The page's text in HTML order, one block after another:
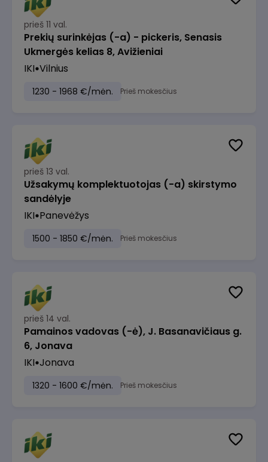
prieš 11 val.
Prekių surinkėjas (-a) - pickeris, Senasis
Ukmergės kelias 8, Avižieniai
IKI Vilnius
1230 - 1968 €/mėn. Prieš mokesčius
prieš 13 val.
Užsakymų komplektuotojas (-a) skirstymo
sandėlyje
IKI Panevėžys
1500 - 1850 €/mėn. Prieš mokesčius
prieš 14 val.
Pamainos vadovas (-ė), J. Basanavičiaus g.
6, Jonava
IKI Jonava
1320 - 1600 €/mėn. Prieš mokesčius